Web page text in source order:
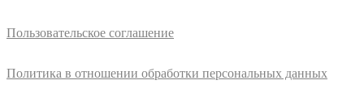
Пользовательское соглашение
Политика в отношении обработки персональных данных